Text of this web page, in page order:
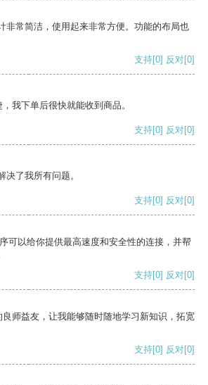
非常简洁，使用起来非常方便。功能的布局也
支持[0] 反对[0]
我下单后很快就能收到商品。
支持[0] 反对[0]
决了我所有问题。
支持[0] 反对[0]
可以给你提供最高速度和安全性的连接，并帮
支持[0] 反对[0]
师益友，让我能够随时随地学习新知识，拓宽
支持[0] 反对[0]